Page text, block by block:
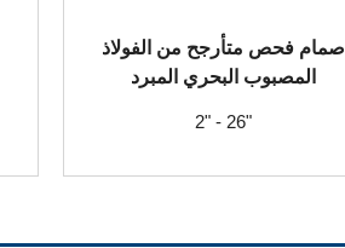
صمام فحص متأرجح من الفولاذ
المصبوب البحري المبرد
2" - 26"